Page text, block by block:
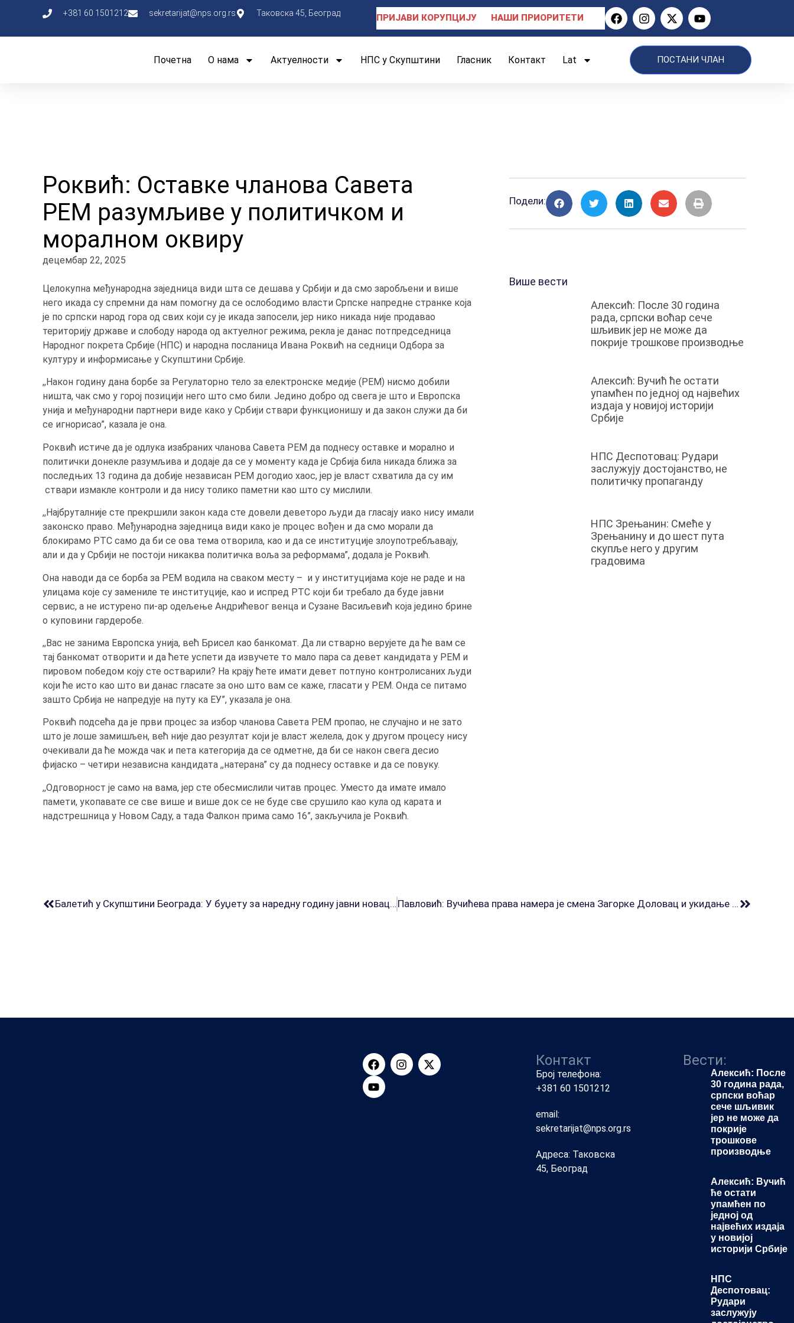
+381 60 1501212 sekretarijat@nps.org.rs Таковска 45, Београд ПРИЈАВИ КОРУПЦИЈУ НАШИ ПРИОРИТЕТИ
Почетна О нама Актуелности НПС у Скупштини Гласник Контакт Lat ПОСТАНИ ЧЛАН
Роквић: Оставке чланова Савета
РЕМ разумљиве у политичком и
моралном оквиру
децембар 22, 2025
Целокупна међународна заједница види шта се дешава у Србији и да смо заробљени и више
него икада су спремни да нам помогну да се ослободимо власти Српске напредне странке која
је по српски народ гора од свих који су је икада запосели, јер нико никада није продавао
територију државе и слободу народа од актуелног режима, рекла је данас потпредседница
Народног покрета Србије (НПС) и народна посланица Ивана Роквић на седници Одбора за
културу и информисање у Скупштини Србије.
,,Након годину дана борбе за Регулаторно тело за електронске медије (РЕМ) нисмо добили
ништа, чак смо у горој позицији него што смо били. Једино добро од свега је што и Европска
унија и међународни партнери виде како у Србији ствари функционишу и да закон служи да би
се игнорисао”, казала је она.
Роквић истиче да је одлука изабраних чланова Савета РЕМ да поднесу оставке и морално и
политички донекле разумљива и додаје да се у моменту када је Србија била никада ближа за
последњих 13 година да добије независан РЕМ догодио хаос, јер је власт схватила да су им
ствари измакле контроли и да нису толико паметни као што су мислили.
,,Најбруталније сте прекршили закон када сте довели деветоро људи да гласају иако нису имали
законско право. Међународна заједница види како је процес вођен и да смо морали да
блокирамо РТС само да би се ова тема отворила, као и да се институције злоупотребљавају,
али и да у Србији не постоји никаква политичка воља за реформама”, додала је Роквић.
Она наводи да се борба за РЕМ водила на сваком месту – и у институцијама које не раде и на
улицама које су замениле те институције, као и испред РТС који би требало да буде јавни
сервис, а не истурено пи-ар одељење Андрићевог венца и Сузане Васиљевић која једино брине
о куповини гардеробе.
,,Вас не занима Европска унија, већ Брисел као банкомат. Да ли стварно верујете да ће вам се
тај банкомат отворити и да ћете успети да извучете то мало пара са девет кандидата у РЕМ и
пировом победом коју сте остварили? На крају ћете имати девет потпуно контролисаних људи
који ће исто као што ви данас гласате за оно што вам се каже, гласати у РЕМ. Онда се питамо
зашто Србија не напредује на путу ка ЕУ”, указала је она.
Роквић подсећа да је први процес за избор чланова Савета РЕМ пропао, не случајно и не зато
што је лоше замишљен, већ није дао резултат који је власт желела, док у другом процесу нису
очекивали да ће можда чак и пета категорија да се одметне, да би се након свега десио
фијаско – четири независна кандидата ,,натерана” су да поднесу оставке и да се повуку.
,,Одговорност је само на вама, јер сте обесмислили читав процес. Уместо да имате имало
памети, укопавате се све више и више док се не буде све срушило као кула од карата и
надстрешница у Новом Саду, а тада Фалкон прима само 16”, закључила је Роквић.
Подели:
Више вести
Алексић: После 30 година
рада, српски воћар сече
шљивик јер не може да
покрије трошкове производњe
Алексић: Вучић ће остати
упамћен по једној од највећих
издаја у новијој историји
Србије
НПС Деспотовац: Рудари
заслужују достојанство, не
политичку пропаганду
НПС Зрењанин: Смеће у
Зрењанину и до шест пута
скупље него у другим
градовима
Балетић у Скупштини Београда: У буџету за наредну годину јавни новац у служби приватних интереса Павловић: Вучићева права намера је смена Загорке Доловац и укидање Тужилаштва за организовани криминал
Контакт
Број телефона:
+381 60 1501212
email:
sekretarijat@nps.org.rs
Адреса: Таковска
45, Београд
Вести:
Алексић: После
30 година рада,
српски воћар
сече шљивик
јер не може да
покрије
трошкове
производњe
Алексић: Вучић
ће остати
упамћен по
једној од
највећих издаја
у новијој
историји Србије
НПС
Деспотовац:
Рудари
заслужују